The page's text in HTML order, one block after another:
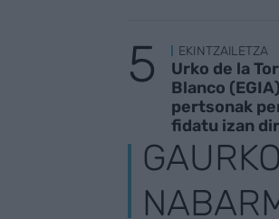
EKINTZAILETZA
Urko de la
Blanco
pertsonak
fidatu izan
GAURKO